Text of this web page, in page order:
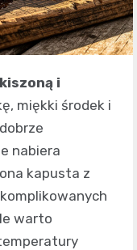
i
miękki środek i
nabiera
kapusta z
warto